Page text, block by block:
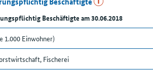
Beschäftigte am 30.06.2018
1.000 Einwohner)
Fischerei